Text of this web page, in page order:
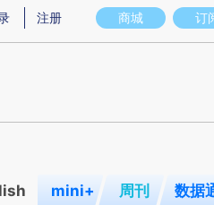
意图存在偏差。不代表财新观点和立场
商城 订
注册
mini+ 周刊 数据